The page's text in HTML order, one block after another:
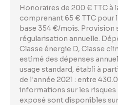
Honoraires de 200 € TTC à
comprenant 65 € TTC pour
base 354 €/mois. Provision
régularisation annuelle.
Classe énergie D, Classe
estimé des dépenses
usage standard, établi à
de l'année 2021 : entre
informations sur les risques
exposé sont disponibles